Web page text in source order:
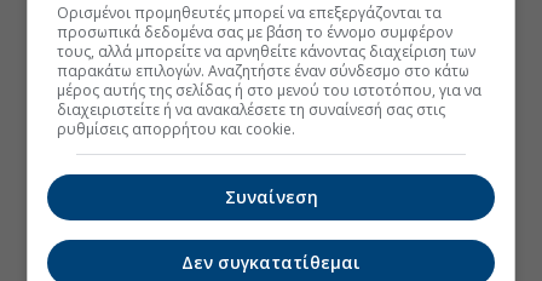
Ορισμένοι προμηθευτές μπορεί να επεξεργάζονται τα
προσωπικά δεδομένα σας με βάση το έννομο συμφέρον
τους, αλλά μπορείτε να αρνηθείτε κάνοντας διαχείριση των
παρακάτω επιλογών. Αναζητήστε έναν σύνδεσμο στο κάτω
μέρος αυτής της σελίδας ή στο μενού του ιστοτόπου, για να
διαχειριστείτε ή να ανακαλέσετε τη συναίνεσή σας στις
ρυθμίσεις απορρήτου και cookie.
Συναίνεση
Δεν συγκατατίθεμαι